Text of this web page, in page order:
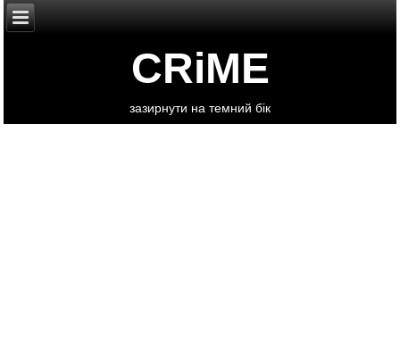
CRiME
зазирнути на темний бік